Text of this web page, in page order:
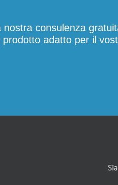
consulenza
adatto per il